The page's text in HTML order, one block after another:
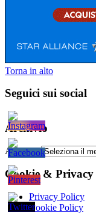
Torna in alto
Seguici sui social
Archivio
Archivio
Cookie & Privacy
Privacy Policy
Cookie Policy